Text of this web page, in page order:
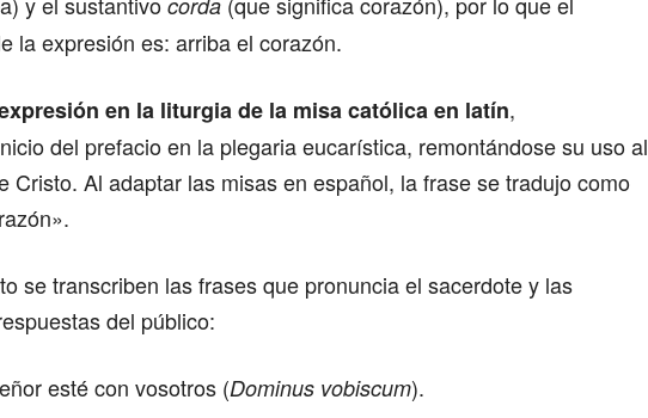
la expresión es: arriba el corazón.
en la liturgia de la misa católica en latín,
del prefacio en la plegaria eucarística, remontándose su uso al
Cristo. Al adaptar las misas en español, la frase se tradujo como
se transcriben las frases que pronuncia el sacerdote y las
del público:
esté con vosotros (Dominus vobiscum).